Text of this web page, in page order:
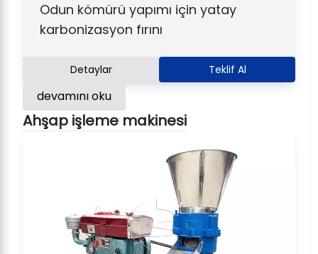
Odun kömürü yapımı için yatay
karbonizasyon fırını
Detaylar Teklif Al
devamını oku
Ahşap işleme makinesi